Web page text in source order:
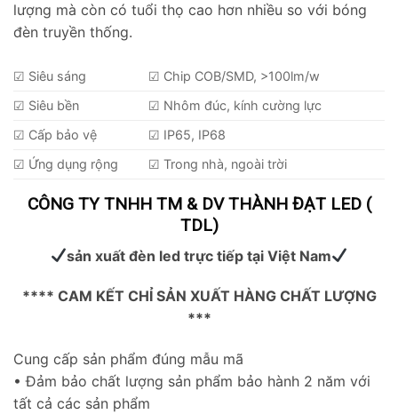
Skip
content
lượng mà còn có tuổi thọ cao hơn nhiều so với bóng
đèn truyền thống.
☑ Siêu sáng
☑ Chip COB/SMD, >100lm/w
☑ Siêu bền
☑ Nhôm đúc, kính cường lực
☑ Cấp bảo vệ
☑ IP65, IP68
☑ Ứng dụng rộng
☑ Trong nhà, ngoài trời
CÔNG TY TNHH TM & DV THÀNH ĐẠT LED (
TDL)
sản xuất đèn led trực tiếp tại Việt Nam
**** CAM KẾT CHỈ SẢN XUẤT HÀNG CHẤT LƯỢNG
***
Cung cấp sản phẩm đúng mẫu mã
• Đảm bảo chất lượng sản phẩm bảo hành 2 năm với
tất cả các sản phẩm